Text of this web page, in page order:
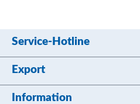
Service-Hotline
Export
Information